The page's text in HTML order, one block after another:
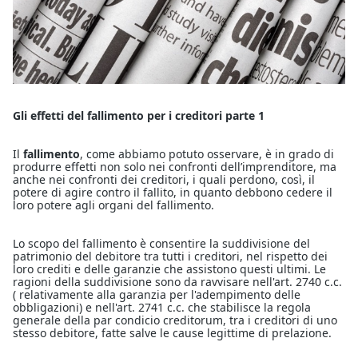
Gli effetti del fallimento per i creditori parte 1
Il fallimento, come abbiamo potuto osservare, è in grado di
produrre effetti non solo nei confronti dell’imprenditore, ma
anche nei confronti dei creditori, i quali perdono, così, il
potere di agire contro il fallito, in quanto debbono cedere il
loro potere agli organi del fallimento.
Lo scopo del fallimento è consentire la suddivisione del
patrimonio del debitore tra tutti i creditori, nel rispetto dei
loro crediti e delle garanzie che assistono questi ultimi. Le
ragioni della suddivisione sono da ravvisare nell'art. 2740 c.c.
( relativamente alla garanzia per l'adempimento delle
obbligazioni) e nell'art. 2741 c.c. che stabilisce la regola
generale della par condicio creditorum, tra i creditori di uno
stesso debitore, fatte salve le cause legittime di prelazione.